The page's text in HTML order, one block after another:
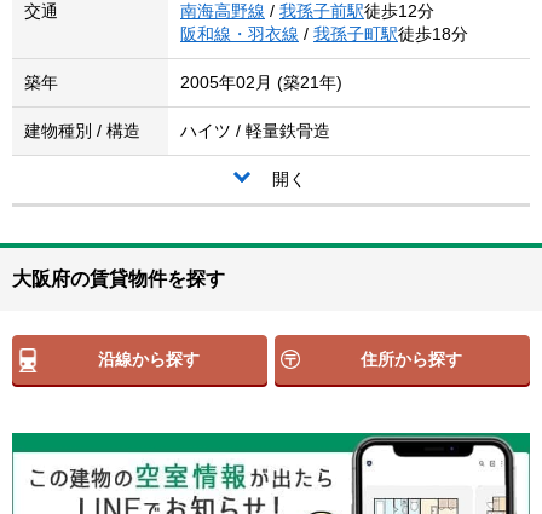
交通
南海高野線 / 我孫子前駅徒歩12分
阪和線・羽衣線 / 我孫子町駅徒歩18分
築年 2005年02月 (築21年)
建物種別 / 構造 ハイツ / 軽量鉄骨造
開く
大阪府の賃貸物件を探す
沿線から探す 住所から探す